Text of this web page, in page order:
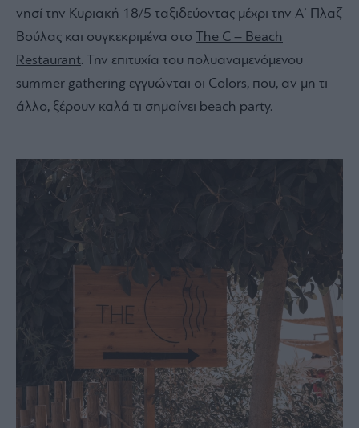
νησί την Κυριακή 18/5 ταξιδεύοντας μέχρι την Α’ Πλαζ
Βούλας και συγκεκριμένα στο The C – Beach
Restaurant. Την επιτυχία του πολυαναμενόμενου
summer gathering εγγυώνται οι Colors, που, αν μη τι
άλλο, ξέρουν καλά τι σημαίνει beach party.